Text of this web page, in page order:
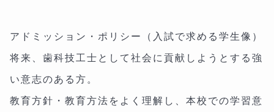
アドミッション・ポリシー（入試で求める学生像）
将来、歯科技工士として社会に貢献しようとする強
い意志のある方。
教育方針・教育方法をよく理解し、本校での学習意